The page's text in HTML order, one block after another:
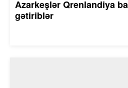
Azarkeşlər Qrenlandiya
gətiriblər